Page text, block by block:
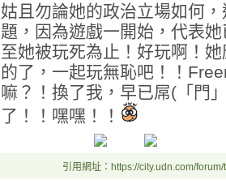
姑且勿論她的政治立場如何
題，因為遊戲一開始，代表
至她被玩死為止！好玩啊！
的了，一起玩無恥吧！！
嘛？！換了我，早已屌(「門
了！！嘿嘿！！
引用網址：https://city.udn.com/